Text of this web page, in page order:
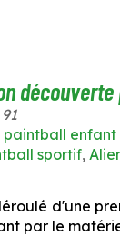
découverte
paintball enfant
sportif,
d'une
par le